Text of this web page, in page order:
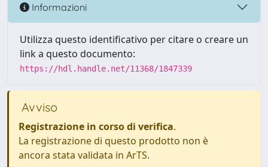
Informazioni
Utilizza questo identificativo per citare o creare un
link a questo documento:
https://hdl.handle.net/11368/1847339
Avviso
Registrazione in corso di verifica.
La registrazione di questo prodotto non è
ancora stata validata in ArTS.